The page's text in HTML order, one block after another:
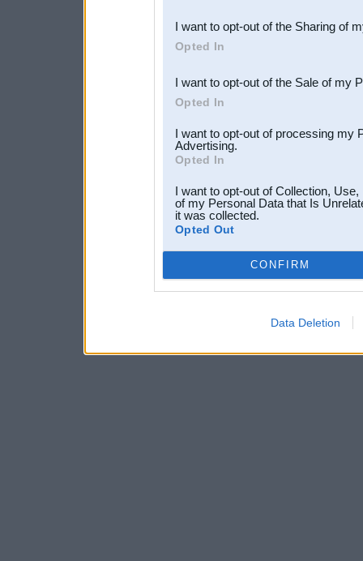
Downstream Participants
third parties.
I want to opt-out of the Sharing of
Opted In
I want to opt-out of the Sale of my
Opted In
I want to opt-out of processing my
Advertising.
Opted In
I want to opt-out of Collection,
of my Personal Data that Is
it was collected.
Opted Out
CONFIRM
Data Deletion